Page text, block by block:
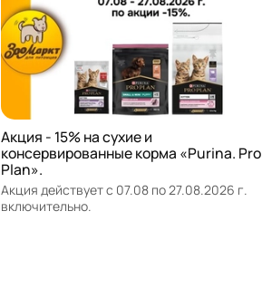
Акция - 15% на сухие и
консервированные корма «Purina. Pro
Plan».
Акция действует с 07.08 по 27.08.2026 г.
включительно.